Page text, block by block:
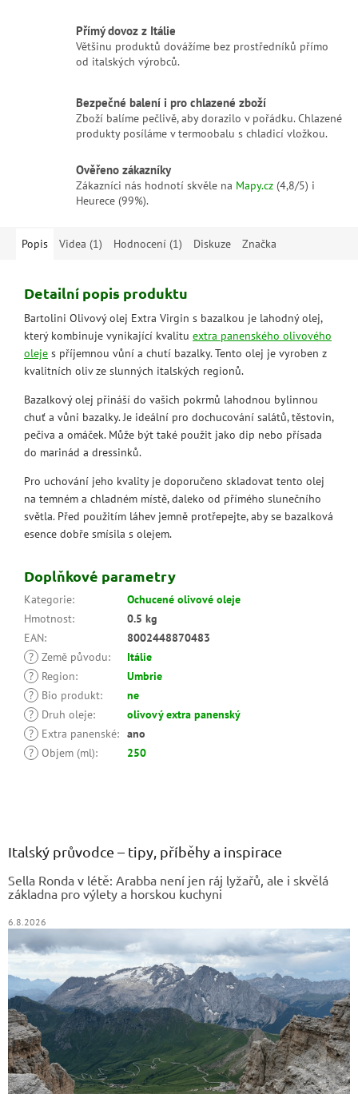
Přímý dovoz z Itálie
Většinu produktů dovážíme bez prostředníků přímo
od italských výrobců.
Bezpečné balení i pro chlazené zboží
Zboží balíme pečlivě, aby dorazilo v pořádku. Chlazené
produkty posíláme v termoobalu s chladicí vložkou.
Ověřeno zákazníky
Zákazníci nás hodnotí skvěle na Mapy.cz (4,8/5) i
Heurece (99%).
Popis Videa (1) Hodnocení (1) Diskuze Značka
Detailní popis produktu
Bartolini Olivový olej Extra Virgin s bazalkou je lahodný olej,
který kombinuje vynikající kvalitu extra panenského olivového
oleje s příjemnou vůní a chutí bazalky. Tento olej je vyroben z
kvalitních oliv ze slunných italských regionů.
Bazalkový olej přináší do vašich pokrmů lahodnou bylinnou
chuť a vůni bazalky. Je ideální pro dochucování salátů, těstovin,
pečiva a omáček. Může být také použit jako dip nebo přísada
do marinád a dressinků.
Pro uchování jeho kvality je doporučeno skladovat tento olej
na temném a chladném místě, daleko od přímého slunečního
světla. Před použitím láhev jemně protřepejte, aby se bazalková
esence dobře smísila s olejem.
Doplňkové parametry
Kategorie:
Ochucené olivové oleje
Hmotnost:
0.5 kg
EAN:
8002448870483
? Země původu:
Itálie
?
Region:
Umbrie
?
Bio produkt:
ne
?
Druh oleje:
olivový extra panenský
?
Extra panenské: ano
? Objem (ml): 250
Italský průvodce – tipy, příběhy a inspirace
Sella Ronda v létě: Arabba není jen ráj lyžařů, ale i skvělá
základna pro výlety a horskou kuchyni
6.8.2026